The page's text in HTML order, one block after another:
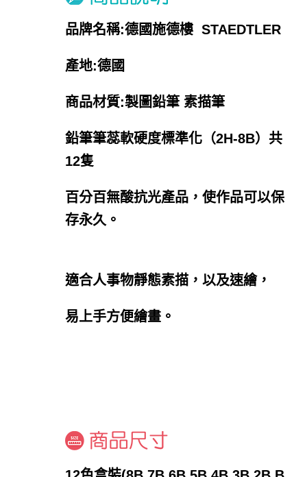
品牌名稱:德國施德樓 STAEDTLER
產地:德國
商品材質:製圖鉛筆 素描筆
鉛筆筆蕊軟硬度標準化（2H-8B）共
12隻
百分百無酸抗光產品，使作品可以保
存永久。
適合人事物靜態素描，以及速繪，
易上手方便繪畫。